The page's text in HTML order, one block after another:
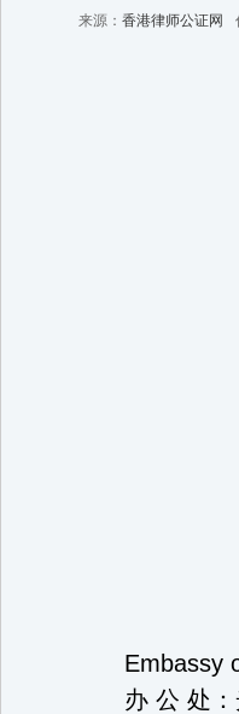
来源： 香港律师公证网
Embassy of
办 公